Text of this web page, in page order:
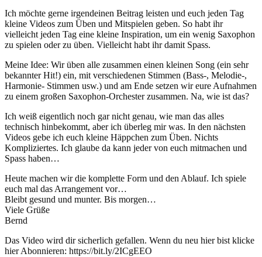
Ich möchte gerne irgendeinen Beitrag leisten und euch jeden Tag
kleine Videos zum Üben und Mitspielen geben. So habt ihr
vielleicht jeden Tag eine kleine Inspiration, um ein wenig Saxophon
zu spielen oder zu üben. Vielleicht habt ihr damit Spass.
Meine Idee: Wir üben alle zusammen einen kleinen Song (ein sehr
bekannter Hit!) ein, mit verschiedenen Stimmen (Bass-, Melodie-,
Harmonie- Stimmen usw.) und am Ende setzen wir eure Aufnahmen
zu einem großen Saxophon-Orchester zusammen. Na, wie ist das?
Ich weiß eigentlich noch gar nicht genau, wie man das alles
technisch hinbekommt, aber ich überleg mir was. In den nächsten
Videos gebe ich euch kleine Häppchen zum Üben. Nichts
Kompliziertes. Ich glaube da kann jeder von euch mitmachen und
Spass haben…
Heute machen wir die komplette Form und den Ablauf. Ich spiele
euch mal das Arrangement vor…
Bleibt gesund und munter. Bis morgen…
Viele Grüße
Bernd
Das Video wird dir sicherlich gefallen. Wenn du neu hier bist klicke
hier Abonnieren: https://bit.ly/2ICgEEO